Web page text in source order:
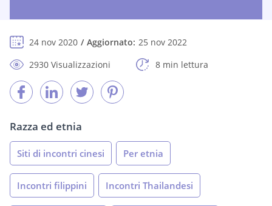
24 nov 2020 Aggiornato: 25 nov 2022
2930 Visualizzazioni
8 min lettura
Razza ed etnia
Siti di incontri cinesi Per etnia
Incontri filippini Incontri Thailandesi